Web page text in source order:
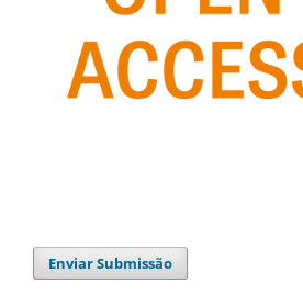
Enviar Submissão